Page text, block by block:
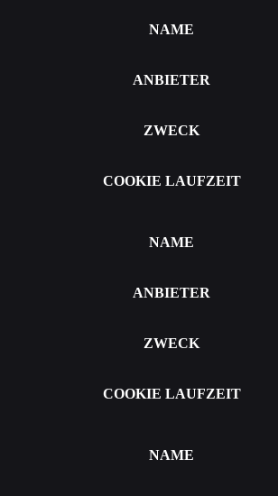
NAME
ANBIETER
ZWECK
COOKIE LAUFZEIT
NAME
ANBIETER
ZWECK
COOKIE LAUFZEIT
NAME